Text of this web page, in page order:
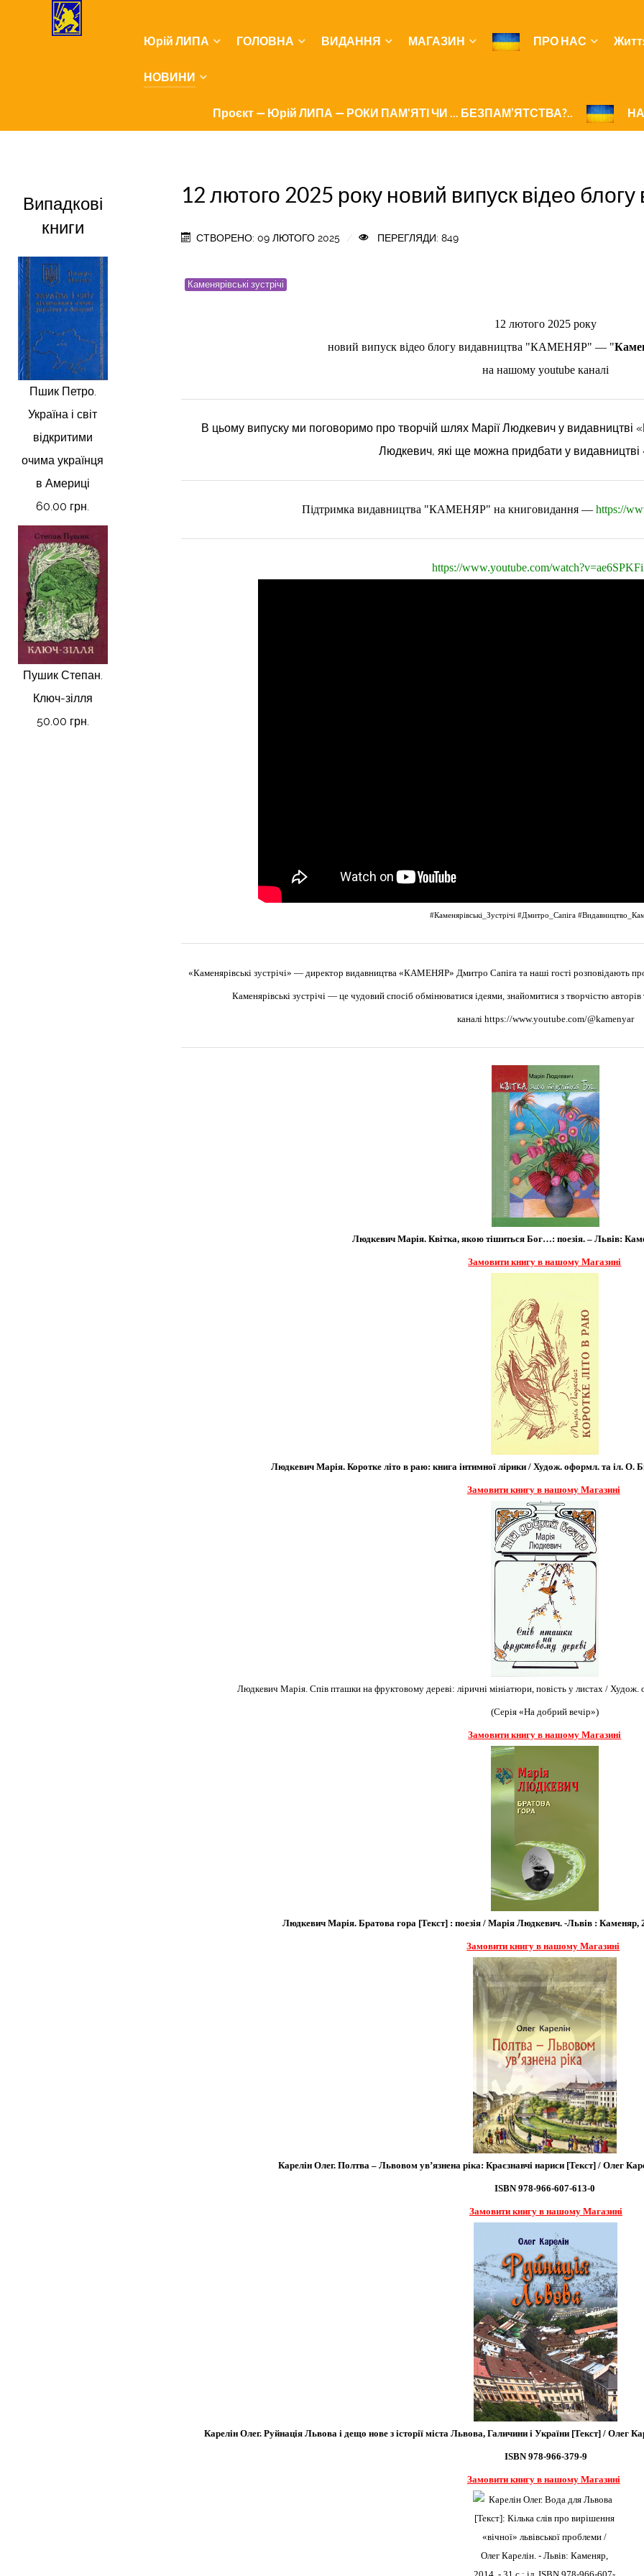
Юрій ЛИПА ГОЛОВНА ВИДАННЯ МАГАЗИН ПРО НАС
НОВИНИ
Проєкт — Юрій ЛИПА — РОКИ ПАМ'ЯТІ ЧИ ... БЕЗПАМ’ЯТСТВА?..
Випадкові
книги
Пшик Петро.
Україна і світ
відкритими
очима українця
в Америці
60.00 грн.
Пушик Степан.
Ключ-зілля
50.00 грн.
12 лютого 2025 року новий випуск відео
СТВОРЕНО: 09 ЛЮТОГО 2025 ПЕРЕГЛЯДИ: 849
Каменярівські зустрічі
12 лютого 2025 року
новий випуск відео блогу видавництва "КАМЕНЯР" — "
на нашому youtube каналі
В цьому випуску ми поговоримо про творчій шлях Марії Людкевич у
Людкевич, які ще можна придбати у
Підтримка видавництва "КАМЕНЯР" на книговидання — https://
https://www.youtube.com/
#Каменярівські_Зустрічі#Дмитро_Сапіга
«Каменярівські зустрічі» — директор видавництва «КАМЕНЯР» Дмитро Сапіга та наші гості розповідають
Каменярівські зустрічі — це чудовий спосіб обмінюватися ідеями, знайомитися з творчістю
каналіhttps://www.youtube.com/@kamenyar
Людкевич Марія. Квітка, якою тішиться Бог…: поезія. – Львів:
Замовити книгу в нашому Магазині
Людкевич Марія. Коротке літо в раю: книга інтимної лірики / Худож. оформл. та іл. О.
Замовити книгу в нашому Магазині
Людкевич Марія. Спів пташки на фруктовому дереві: ліричні мініатюри, повість у листах /
(Серія «На добрий вечір»)
Замовити книгу в нашому Магазині
Людкевич Марія. Братова гора [Текст] : поезія / Марія Людкевич. -Львів : Каменяр,
Замовити книгу в нашому Магазині
Карелін Олег. Полтва – Львовом ув’язнена ріка: Краєзнавчі нариси [Текст] / Олег
ISBN 978-966-607-613-0
Замовити книгу в нашому Магазині
Карелін Олег. Руйнація Львова і дещо нове з історії міста Львова, Галичини і України [Текст] / Олег
ISBN 978-966-379-9
Замовити книгу в нашому Магазині